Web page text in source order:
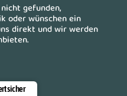
gefunden,
oder wünschen ein
direkt und wir werden
sicher